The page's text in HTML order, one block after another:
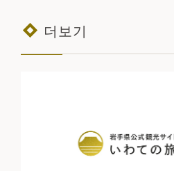
더보기